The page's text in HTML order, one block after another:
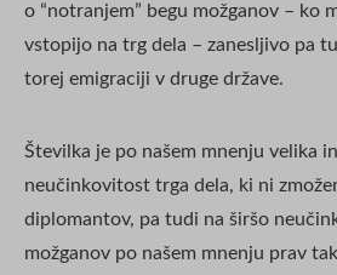
o “notranjem” begu možganov – ko
vstopijo na trg dela – zanesljivo pa
torej emigraciji v druge države.
Številka je po našem mnenju velika
neučinkovitost trga dela, ki ni
diplomantov, pa tudi na širšo
možganov po našem mnenju prav